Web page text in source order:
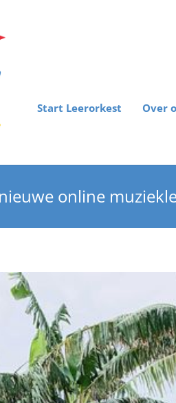
Start Leerorkest Over
online